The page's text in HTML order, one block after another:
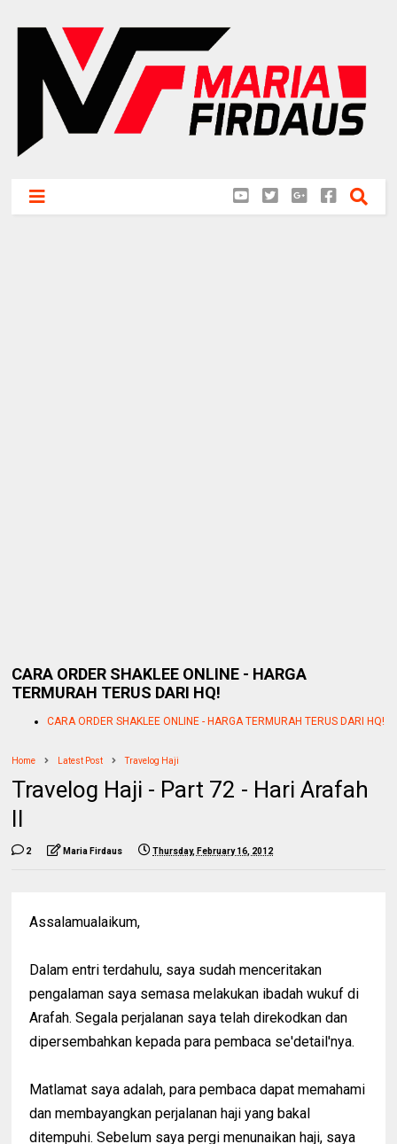
CARA ORDER SHAKLEE ONLINE - HARGA
TERMURAH TERUS DARI HQ!
CARA ORDER SHAKLEE ONLINE - HARGA TERMURAH TERUS DARI HQ!
Home Latest Post Travelog Haji
Travelog Haji - Part 72 - Hari Arafah
II
2 Maria Firdaus Thursday, February 16, 2012
Assalamualaikum,
Dalam entri terdahulu, saya sudah menceritakan
pengalaman saya semasa melakukan ibadah wukuf di
Arafah. Segala perjalanan saya telah direkodkan dan
dipersembahkan kepada para pembaca se'detail'nya.
Matlamat saya adalah, para pembaca dapat memahami
dan membayangkan perjalanan haji yang bakal
ditempuhi. Sebelum saya pergi menunaikan haji, saya